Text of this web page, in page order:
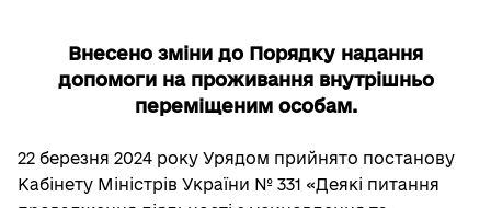
Внесено зміни до Порядку надання
допомоги на проживання внутрішньо
переміщеним особам.
22 березня 2024 року Урядом прийнято постанову
Кабінету Міністрів України № 331 «Деякі питання